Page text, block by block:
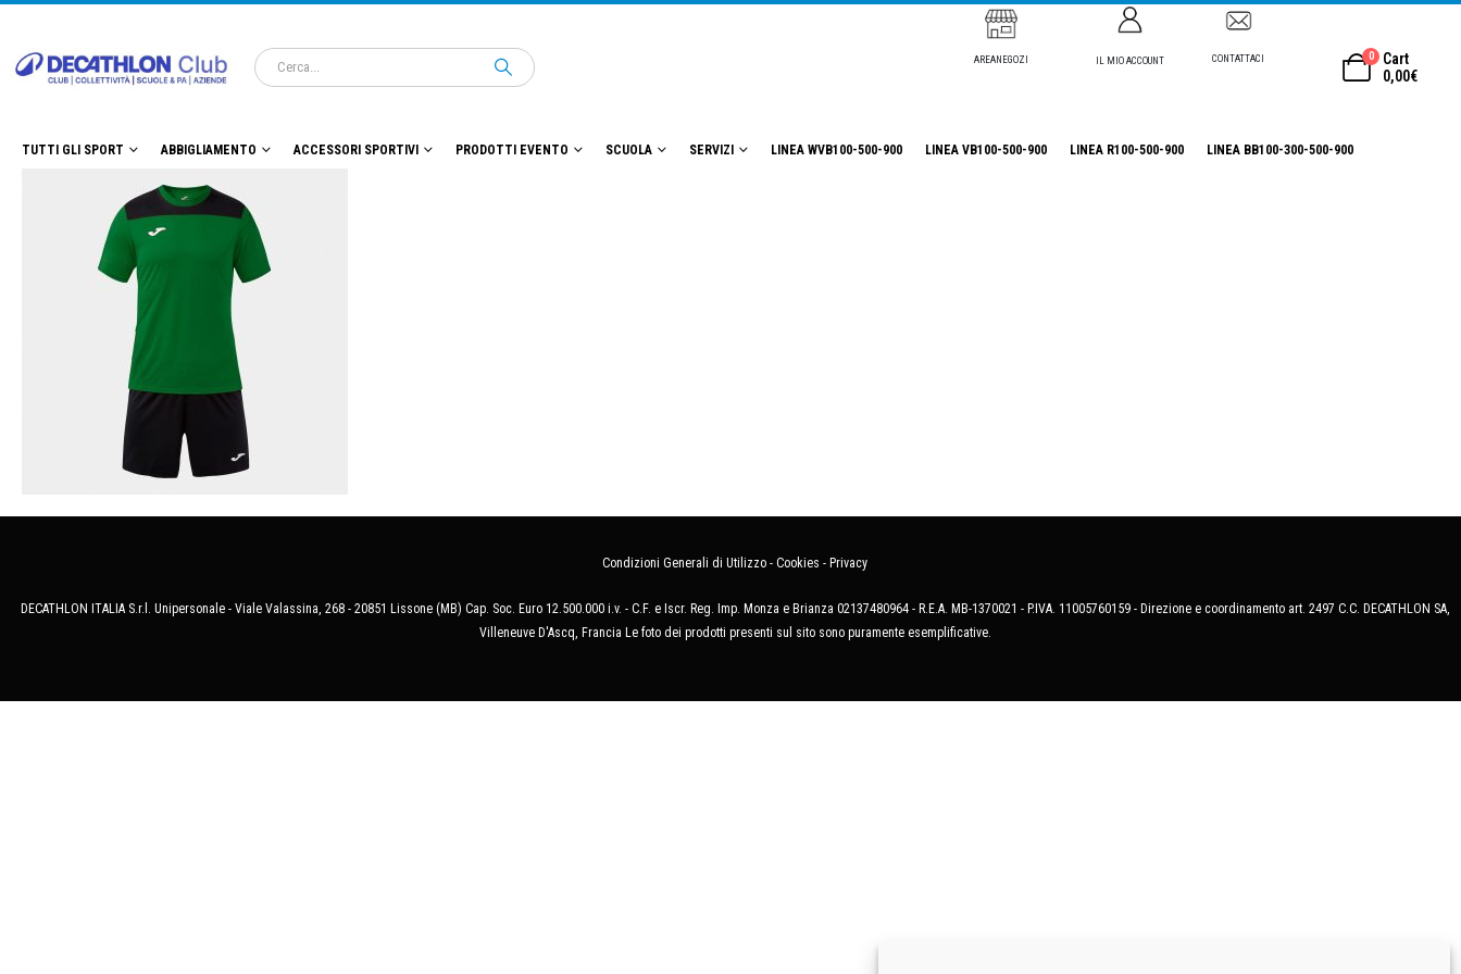
AREANEGOZI IL MIO ACCOUNT CONTATTACI 0
Cart
0,00€
TUTTI GLI SPORT ABBIGLIAMENTO ACCESSORI SPORTIVI PRODOTTI EVENTO SCUOLA SERVIZI LINEA WVB100-500-900 LINEA VB100-500-900 LINEA R100-500-900 LINEA BB100-300-500-900
Condizioni Generali di Utilizzo - Cookies - Privacy
DECATHLON ITALIA S.r.l. Unipersonale - Viale Valassina, 268 - 20851 Lissone (MB) Cap. Soc. Euro 12.500.000 i.v. - C.F. e Iscr. Reg. Imp. Monza e Brianza 02137480964 - R.E.A. MB-1370021 - P.IVA. 11005760159 - Direzione e coordinamento art. 2497 C.C. DECATHLON SA,
Villeneuve D'Ascq, Francia Le foto dei prodotti presenti sul sito sono puramente esemplificative.